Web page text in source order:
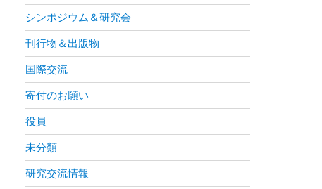
シンポジウム＆研究会
刊行物＆出版物
国際交流
寄付のお願い
役員
未分類
研究交流情報